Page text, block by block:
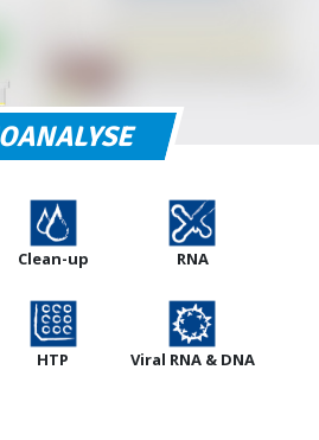
Clean-up RNA
HTP Viral RNA & DNA